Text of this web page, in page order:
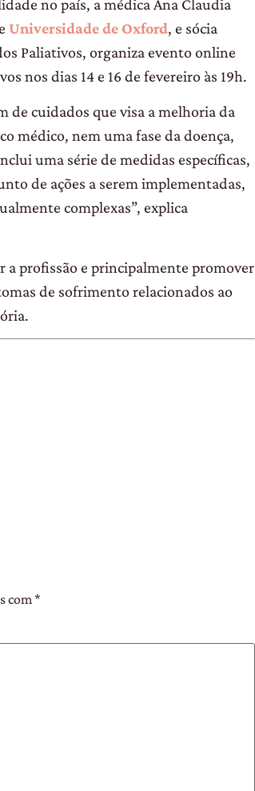
no país, a médica Ana Claudia
Universidade de Oxford, e sócia
Paliativos, organiza evento online
nos dias 14 e 16 de fevereiro às 19h.
cuidados que visa a melhoria da
médico, nem uma fase da doença,
uma série de medidas específicas,
de ações a serem implementadas,
complexas”, explica
a profissão e principalmente promover
de sofrimento relacionados ao
com *